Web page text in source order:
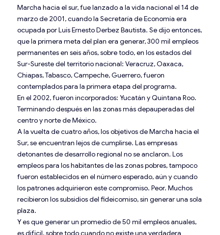
Marcha hacia el sur, fue lanzado a la vida nacional el 14 de
marzo de 2001, cuando la Secretaría de Economía era
ocupada por Luís Ernesto Derbez Bautista. Se dijo entonces,
que la primera meta del plan era generar, 300 mil empleos
permanentes en seis años, sobre todo, en los estados del
Sur-Sureste del territorio nacional: Veracruz, Oaxaca,
Chiapas, Tabasco, Campeche, Guerrero, fueron
contemplados para la primera etapa del programa.
En el 2002, fueron incorporados: Yucatán y Quintana Roo.
Terminando después en las zonas más depauperadas del
centro y norte de México.
A la vuelta de cuatro años, los objetivos de Marcha hacia el
Sur, se encuentran lejos de cumplirse. Las empresas
detonantes de desarrollo regional no se anclaron. Los
empleos para los habitantes de las zonas pobres, tampoco
fueron establecidos en el número esperado, aún y cuando
los patrones adquirieron este compromiso. Peor. Muchos
recibieron los subsidios del fideicomiso, sin generar una sola
plaza.
Y es que generar un promedio de 50 mil empleos anuales,
es difícil, sobre todo cuando no existe una verdadera